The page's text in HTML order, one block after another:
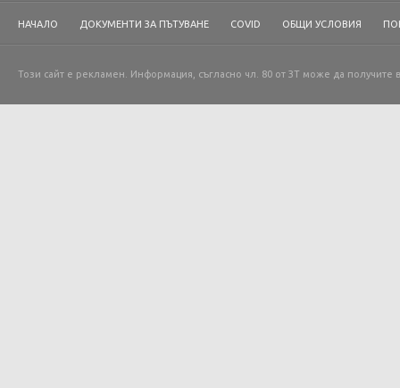
НАЧАЛО ДОКУМЕНТИ ЗА ПЪТУВАНЕ COVID ОБЩИ УСЛОВИЯ
Този сайт е рекламен. Информация, съгласно чл. 80 от ЗТ може да получите